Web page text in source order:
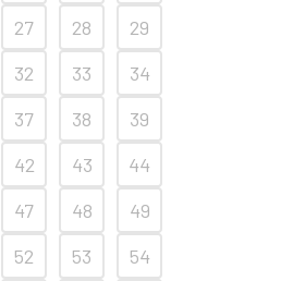
27 28
29
32 33
34
37 38
39
42 43
44
47 48
49
52 53
54